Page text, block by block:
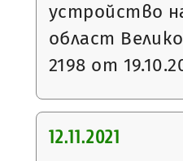
устройство
област
2198 от
12.11.2021